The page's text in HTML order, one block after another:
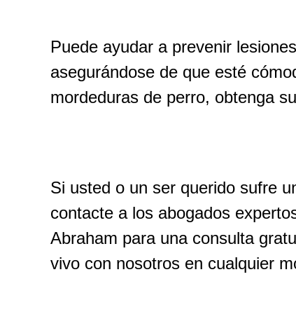
Puede ayudar a prevenir
asegurándose de que esté
mordeduras de perro, obtenga
Si usted o un ser querido sufre
contacte a los abogados
Abraham para una consulta
vivo con nosotros en cualquier